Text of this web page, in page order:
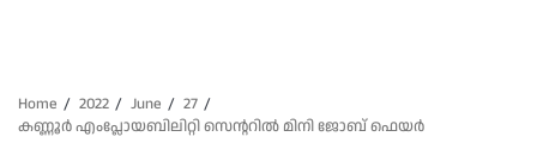
Home 2022 June
27
കണ്ണൂർ എംപ്ലോയബിലിറ്റി സെന്ററിൽ മിനി ജോബ് ഫെയർ